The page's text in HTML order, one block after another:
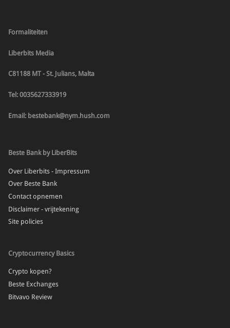
Formaliteiten
Liberbits Media
C81188 MT - St. Julians, Malta
Tel: 0035627333919
Email: bestebank@nym.hush.com
Beste Bank by LiberBits
Over Liberbits - Impressum
Over Beste Bank
Contact opnemen
Disclaimer - vrijtekening
Site policies
Cryptocurrency Basics
Crypto kopen?
Beste Exchanges
Bitvavo Review